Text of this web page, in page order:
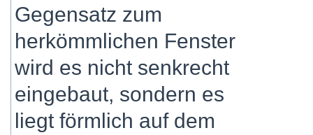
Gegensatz zum
herkömmlichen Fenster
wird es nicht senkrecht
eingebaut, sondern es
liegt förmlich auf dem